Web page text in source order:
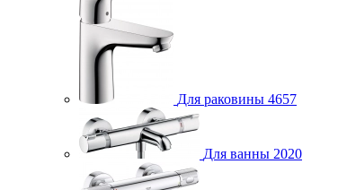
Для раковины 4657
Для ванны 2020